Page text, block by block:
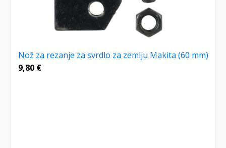
Nož za rezanje za svrdlo za zemlju Makita (60 mm)
9,80 €